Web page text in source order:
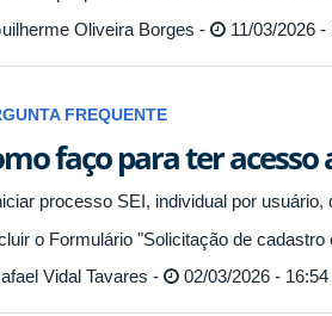
Oliveira Borges -
11/03/2026 -
FREQUENTE
faço para ter
processo SEI, individual por
o Formulário "Solicitação de
Vidal Tavares -
02/03/2026 - 16:54